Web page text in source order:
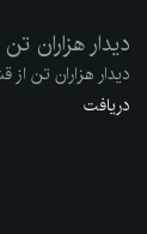
دیدار هزاران
دیدار هزاران تن
دریافت